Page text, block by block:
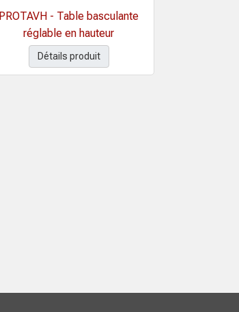
PROTAVH - Table basculante
réglable en hauteur
Détails produit